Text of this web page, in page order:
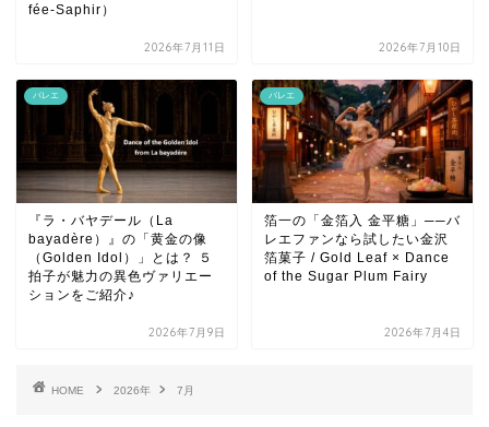
fée-Saphir）
2026年7月11日 2026年7月10日
バレエ
『ラ・バヤデール（La
bayadère）』の「黄金の像
（Golden Idol）」とは？ ５
拍子が魅力の異色ヴァリエー
ションをご紹介♪
2026年7月9日
バレエ
箔一の「金箔入 金平糖」──バ
レエファンなら試したい金沢
箔菓子 / Gold Leaf × Dance
of the Sugar Plum Fairy
2026年7月4日
HOME 2026年 7月